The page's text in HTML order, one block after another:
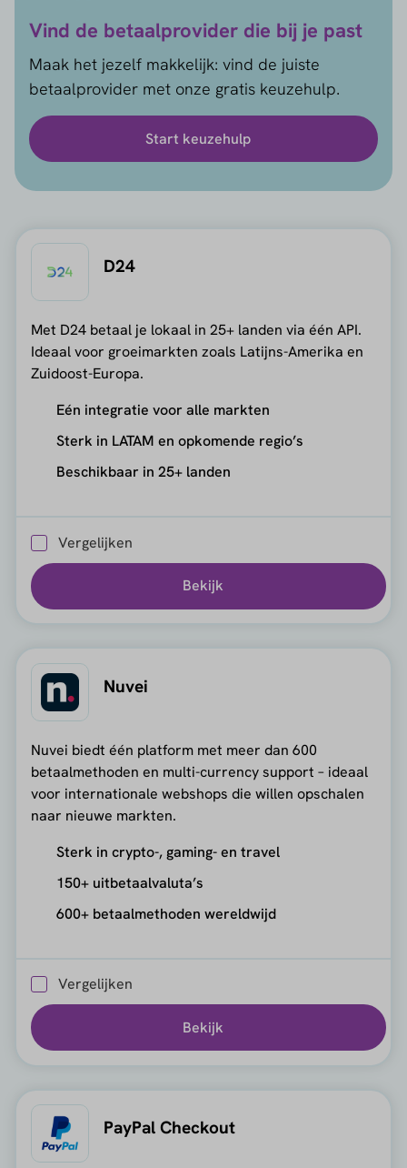
Vind de betaalprovider die bij je past
Maak het jezelf makkelijk: vind de juiste
betaalprovider met onze gratis keuzehulp.
Start keuzehulp
D24
Met D24 betaal je lokaal in 25+ landen via één API.
Ideaal voor groeimarkten zoals Latijns-Amerika en
Zuidoost-Europa.
Eén integratie voor alle markten
Sterk in LATAM en opkomende regio’s
Beschikbaar in 25+ landen
Vergelijken
Bekijk
Nuvei
Nuvei biedt één platform met meer dan 600
betaalmethoden en multi-currency support – ideaal
voor internationale webshops die willen opschalen
naar nieuwe markten.
Sterk in crypto-, gaming- en travel
150+ uitbetaalvaluta’s
600+ betaalmethoden wereldwijd
Vergelijken
Bekijk
PayPal Checkout